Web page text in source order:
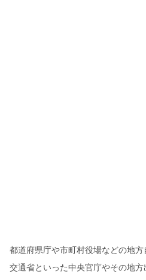
都道府県庁や市町村役場などの地
交通省といった中央官庁やその地方